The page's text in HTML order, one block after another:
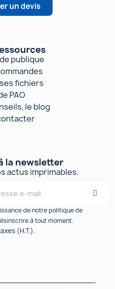
un devis
publique
fichiers
PAO
le blog
la newsletter
actus imprimables.
de notre politique de
à tout moment.
(H.T.).